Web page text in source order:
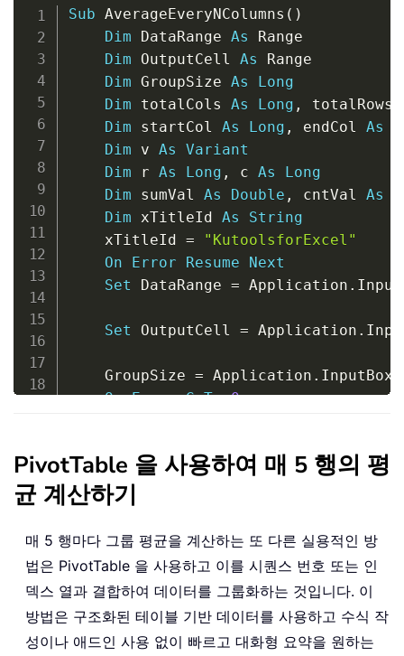
End
If
Next j
If CountValue > 0
            OutputCell
.Offset(i, 0).
Else
            OutputCell
End
If
        StartRow
= StartRow
        i
= i
1
Loop
Sub
Sub AverageEveryNColumns ( )
Dim DataRange As Range
Dim OutputCell As Range
Dim GroupSize As
Long
Dim totalCols As Long , totalRows
Dim startCol As Long , endCol As
Dim v As
Variant
Dim r As Long , c As
Long
Dim sumVal As Double , cntVal As
Dim xTitleId As
String
    xTitleId
=
"KutoolsforExcel"
On
Error Resume
Next
Set DataRange = Application .
Set OutputCell = Application .
    GroupSize
= Application . InputBox
On Error GoTo 0
If GroupSize < 1
Then
        MsgBox
End If
    Application
EnableEvents
False
Dim prevCalc As XlCalculation
    prevCalc
= Application.
    Application
.Calculation =
PivotTable 을 사용하여 매 5 행의 평
균 계산하기
매 5 행마다 그룹 평균을 계산하는 또 다른 실용적인 방
법은 PivotTable 을 사용하고 이를 시퀀스 번호 또는 인
덱스 열과 결합하여 데이터를 그룹화하는 것입니다. 이
방법은 구조화된 테이블 기반 데이터를 사용하고 수식 작
성이나 애드인 사용 없이 빠르고 대화형 요약을 원하는